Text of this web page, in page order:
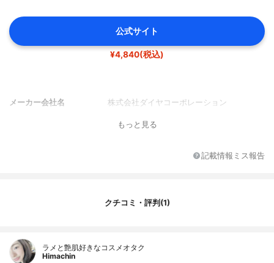
公式サイト
¥4,840(税込)
メーカー会社名 株式会社ダイヤコーポレーション
もっと見る
記載情報ミス報告
クチコミ・評判(1)
ラメと艶肌好きなコスメオタク
Himachin